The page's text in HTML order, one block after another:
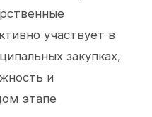
участвует в
закупках,
и
этапе